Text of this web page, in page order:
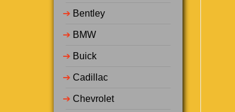
➔ Bentley
➔ BMW
➔ Buick
➔ Cadillac
➔ Chevrolet